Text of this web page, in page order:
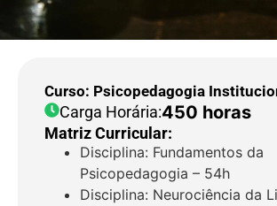
Curso: Psicopedagogia
Carga Horária:450 horas
Matriz Curricular:
Disciplina: Fundamentos da
Psicopedagogia – 54h
Disciplina: Neurociência da